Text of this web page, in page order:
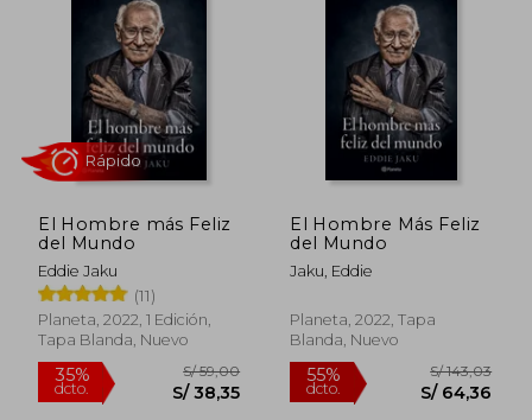
El Hombre más Feliz
del Mundo
Eddie Jaku
(11)
Planeta, 2022, 1 Edición,
Tapa Blanda, Nuevo
Rápido
El Hombre Más Feliz
del Mundo
Jaku, Eddie
Planeta, 2022, Tapa
Blanda, Nuevo